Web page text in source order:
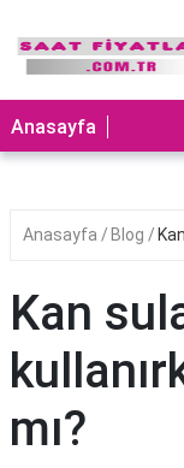
Anasayfa
Anasayfa Blog
Kan
mı?